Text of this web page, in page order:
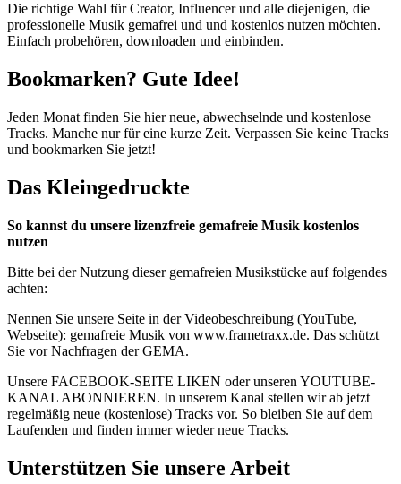
Die richtige Wahl für Creator, Influencer und alle diejenigen, die
professionelle Musik gemafrei und und kostenlos nutzen möchten.
Einfach probehören, downloaden und einbinden.
Bookmarken? Gute Idee!
Jeden Monat finden Sie hier neue, abwechselnde und kostenlose
Tracks. Manche nur für eine kurze Zeit. Verpassen Sie keine Tracks
und bookmarken Sie jetzt!
Das Kleingedruckte
So kannst du unsere lizenzfreie gemafreie Musik kostenlos
nutzen
Bitte bei der Nutzung dieser gemafreien Musikstücke auf folgendes
achten:
Nennen Sie unsere Seite in der Videobeschreibung (YouTube,
Webseite): gemafreie Musik von www.frametraxx.de. Das schützt
Sie vor Nachfragen der GEMA.
Unsere FACEBOOK-SEITE LIKEN oder unseren YOUTUBE-
KANAL ABONNIEREN. In unserem Kanal stellen wir ab jetzt
regelmäßig neue (kostenlose) Tracks vor. So bleiben Sie auf dem
Laufenden und finden immer wieder neue Tracks.
Unterstützen Sie unsere Arbeit